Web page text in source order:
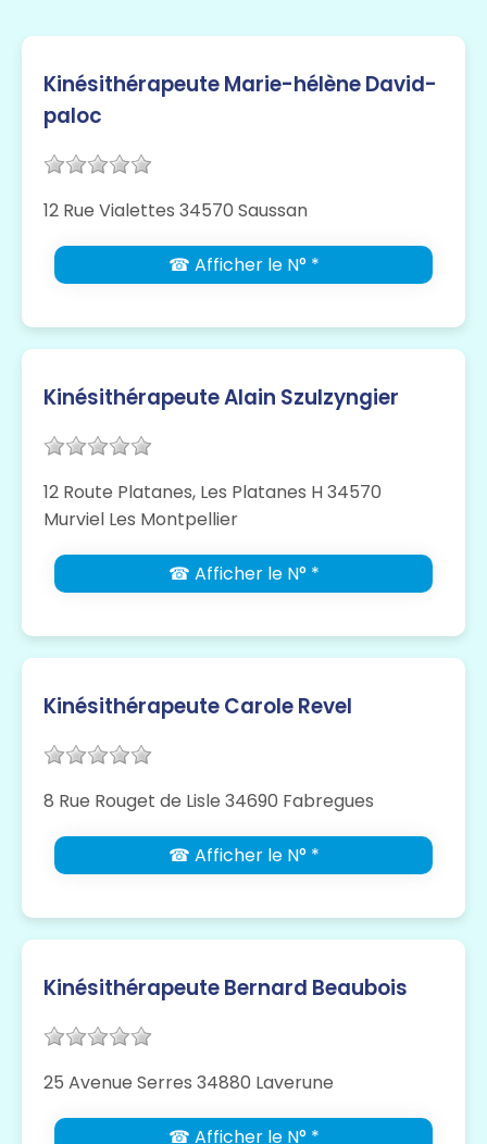
Kinésithérapeute Marie-hélène David-
paloc
12 Rue Vialettes 34570 Saussan
☎ Afficher le N° *
Kinésithérapeute Alain Szulzyngier
12 Route Platanes, Les Platanes H 34570
Murviel Les Montpellier
☎ Afficher le N° *
Kinésithérapeute Carole Revel
8 Rue Rouget de Lisle 34690 Fabregues
☎ Afficher le N° *
Kinésithérapeute Bernard Beaubois
25 Avenue Serres 34880 Laverune
☎ Afficher le N° *